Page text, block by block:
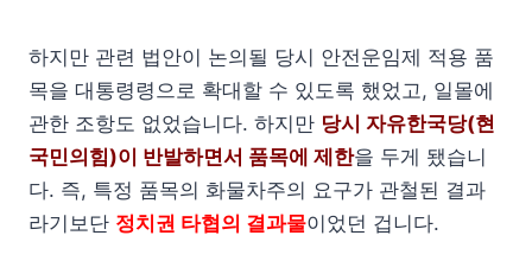
하지만 관련 법안이 논의될 당시 안전운임제 적용 품
목을 대통령령으로 확대할 수 있도록 했었고, 일몰에
관한 조항도 없었습니다. 하지만 당시 자유한국당(현
국민의힘)이 반발하면서 품목에 제한을 두게 됐습니
다. 즉, 특정 품목의 화물차주의 요구가 관철된 결과
라기보단 정치권 타협의 결과물이었던 겁니다.